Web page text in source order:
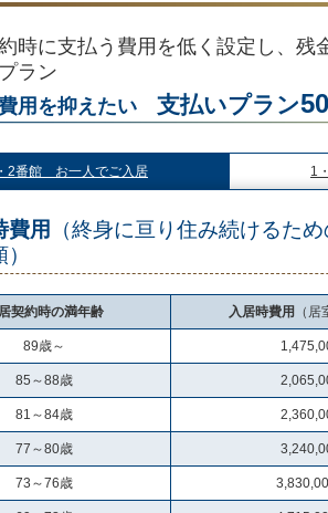
時に支払う費用を低く設定し、残
ラン
用を抑えたい 支払いプラン50
2番館 お一人でご入居 1
費用
（終身に亘り住み続けるた
契約時の満年齢 入居時費用 （
89歳～
85～88歳
81～84歳
77～80歳
73～76歳